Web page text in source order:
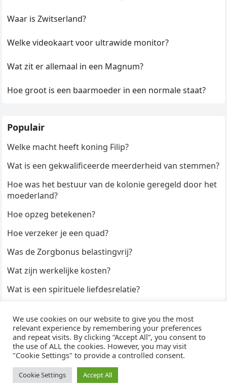
Waar is Zwitserland?
Welke videokaart voor ultrawide monitor?
Wat zit er allemaal in een Magnum?
Hoe groot is een baarmoeder in een normale staat?
Populair
Welke macht heeft koning Filip?
Wat is een gekwalificeerde meerderheid van stemmen?
Hoe was het bestuur van de kolonie geregeld door het
moederland?
Hoe opzeg betekenen?
Hoe verzeker je een quad?
Was de Zorgbonus belastingvrij?
Wat zijn werkelijke kosten?
Wat is een spirituele liefdesrelatie?
Hoe duur zijn Keukendeurtjes?
© 2026WijzeAntwoorden- Thema doorWPEnjoy· Aangedreven door
WordPress
We use cookies on our website to give you the most
relevant experience by remembering your preferences
and repeat visits. By clicking “Accept All”, you consent to
the use of ALL the cookies. However, you may visit
"Cookie Settings" to provide a controlled consent.
Cookie Settings Accept All